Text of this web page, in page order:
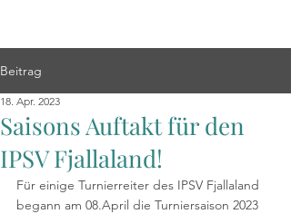
Beitrag
Saisons Auftakt für den
IPSV Fjallaland!
18. Apr. 2023
Für einige Turnierreiter des IPSV Fjallaland
begann am 08.April die Turniersaison 2023